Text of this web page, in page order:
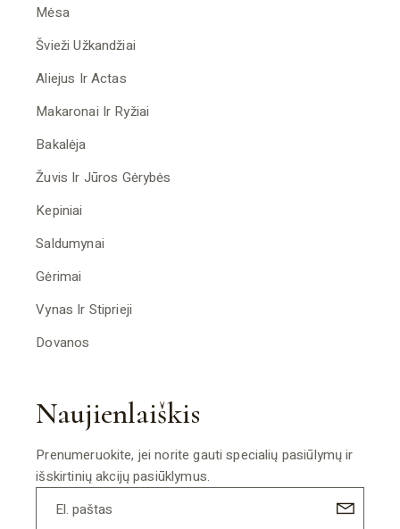
Mėsa
Švieži Užkandžiai
Aliejus Ir Actas
Makaronai Ir Ryžiai
Bakalėja
Žuvis Ir Jūros Gėrybės
Kepiniai
Saldumynai
Gėrimai
Vynas Ir Stiprieji
Dovanos
Naujienlaiškis
Prenumeruokite, jei norite gauti specialių pasiūlymų ir
išskirtinių akcijų pasiūklymus.